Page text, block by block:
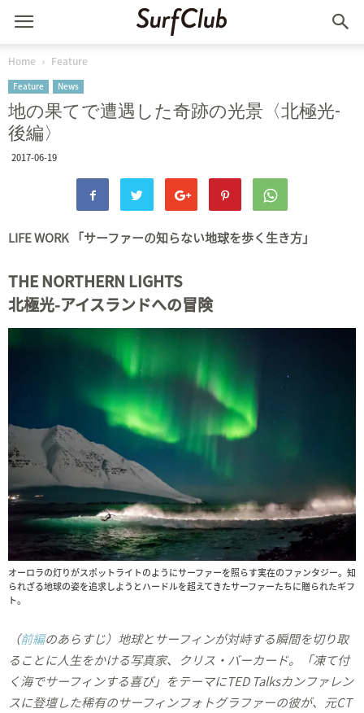
Home Feature
Feature News
地の果てで遭遇した奇跡の光景〈北極光-
後編〉
2017-06-19
LIFE WORK 「サーファーの知らない地球を歩く生き方」
THE NORTHERN LIGHTS
北極光-アイスランドへの冒険
オーロラの灯りがスポットライトのようにサーファーを照らす実在のファンタジー。知
られざる地球の姿を追求しようとハードルを超えてきたサーファーたちに贈られたギフ
ト。
（前編のあらすじ）地球とサーフィンが対峙する瞬間を切り取
ることに人生をかける写真家、クリス・バーカード。「凍て付
く海でサーフィンする喜び」をテーマにTED Talksカンファレン
スに登壇した稀有のサーフィンフォトグラファーの彼が、元CT